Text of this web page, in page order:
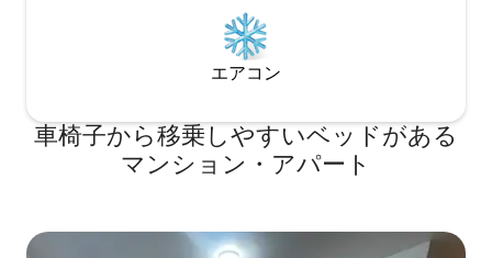
エアコン
車椅子から移乗しやすいベッドがある
マンション・アパート